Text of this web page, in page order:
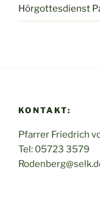
Hörgottesdienst
KONTAKT:
Pfarrer Friedrich
Tel: 05723 3579